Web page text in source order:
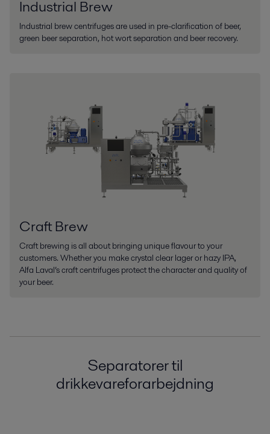
Industrial Brew
Industrial brew centrifuges are used in pre-clarification of beer,
green beer separation, hot wort separation and beer recovery.
Craft Brew
Craft brewing is all about bringing unique flavour to your
customers. Whether you make crystal clear lager or hazy IPA,
Alfa Laval’s craft centrifuges protect the character and quality of
your beer.
Separatorer til
drikkevareforarbejdning